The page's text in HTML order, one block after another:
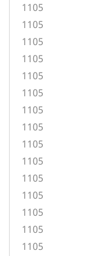
1105
1105
1105
1105
1105
1105
1105
1105
1105
1105
1105
1105
1105
1105
1105